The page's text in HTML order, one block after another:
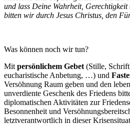
und lass Deine Wahrheit,
bitten wir durch Jesus Christus, den
Was können noch wir tun?
Mit persönlichem Gebet (Stille,
eucharistische Anbetung, …) und
Versöhnung Raum geben und den
unverdiente Geschenk des Friedens
diplomatischen Aktivitäten zur
Besonnenheit und
letztverantwortlich in dieser